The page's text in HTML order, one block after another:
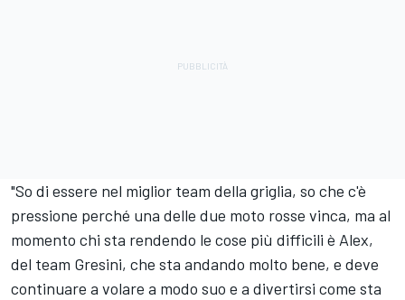
"So di essere nel miglior team della griglia, so che c'è
pressione perché una delle due moto rosse vinca, ma al
momento chi sta rendendo le cose più difficili è Alex,
del team Gresini, che sta andando molto bene, e deve
continuare a volare a modo suo e a divertirsi come sta